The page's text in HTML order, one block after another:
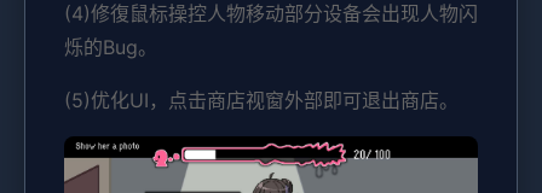
(4)修復鼠标操控人物移动部分设备会出现人物闪
烁的Bug。
(5)优化UI，点击商店视窗外部即可退出商店。